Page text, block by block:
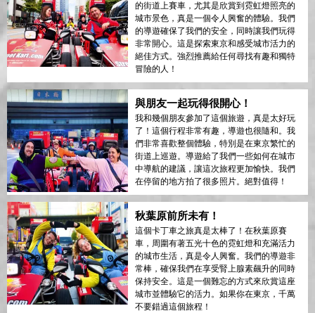
的街道上賽車，尤其是欣賞到霓虹燈照亮的
城市景色，真是一個令人興奮的體驗。我們
的導遊確保了我們的安全，同時讓我們玩得
非常開心。這是探索東京和感受城市活力的
絕佳方式。強烈推薦給任何尋找有趣和獨特
冒險的人！
與朋友一起玩得很開心！
我和幾個朋友參加了這個旅遊，真是太好玩
了！這個行程非常有趣，導遊也很隨和。我
們非常喜歡整個體驗，特別是在東京繁忙的
街道上巡遊。導遊給了我們一些如何在城市
中導航的建議，讓這次旅程更加愉快。我們
在停留的地方拍了很多照片。絕對值得！
秋葉原前所未有！
這個卡丁車之旅真是太棒了！在秋葉原賽
車，周圍有著五光十色的霓虹燈和充滿活力
的城市生活，真是令人興奮。我們的導遊非
常棒，確保我們在享受腎上腺素飆升的同時
保持安全。這是一個難忘的方式來欣賞這座
城市並體驗它的活力。如果你在東京，千萬
不要錯過這個旅程！